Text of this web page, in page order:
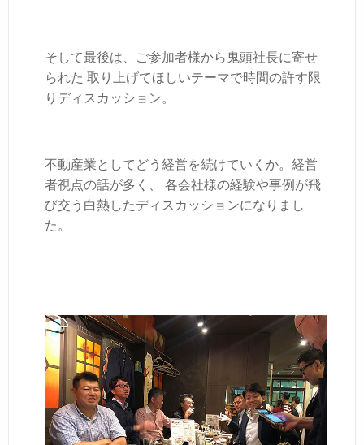
そして最後は、ご参加者様から鬼頭社長に寄せ
られた 取り上げてほしいテーマで時間の許す限
りディスカッション。
不動産業としてどう経営を続けていくか。経営
者視点の話が多く、
各会社様の経験や事例が飛
び交う白熱したディスカッションになりまし
た。